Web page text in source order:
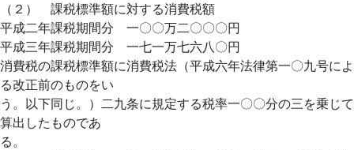
（２） 課税標準額に対する消費税額
平成二年課税期間分 一〇〇万二〇〇〇円
平成三年課税期間分 一七一万七六八〇円
消費税の課税標準額に消費税法（平成六年法律第一〇九号によ
る改正前のものをい
う。以下同じ。）二九条に規定する税率一〇〇分の三を乗じて
算出したものであ
る。